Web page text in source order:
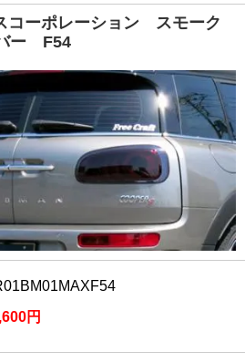
ーポレーション スモーク
ー F54
円